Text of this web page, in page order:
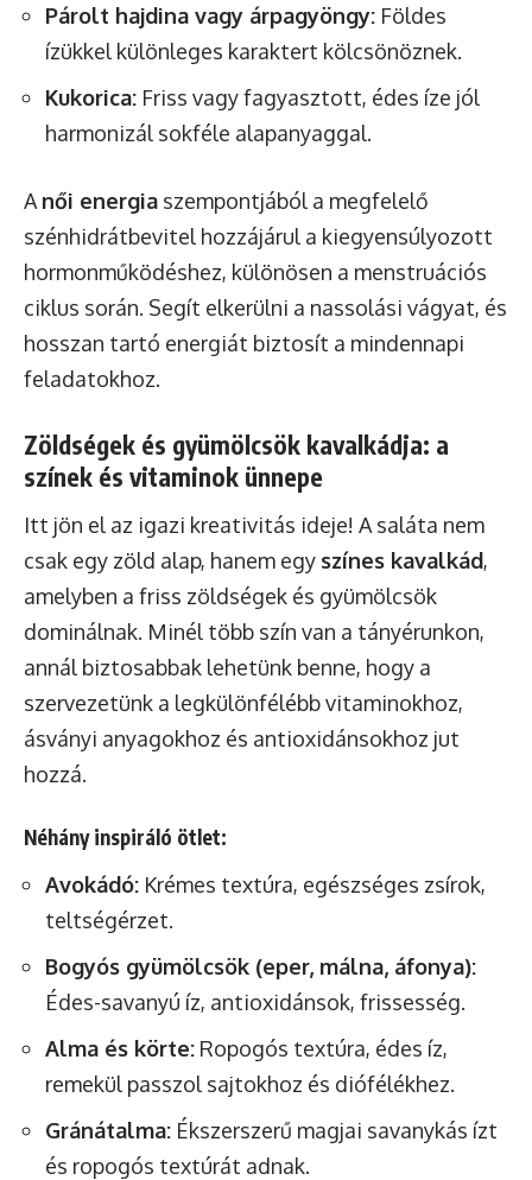
Párolt hajdina vagy árpagyöngy: Földes
ízükkel különleges karaktert kölcsönöznek.
Kukorica: Friss vagy fagyasztott, édes íze jól
harmonizál sokféle alapanyaggal.
A női energia szempontjából a megfelelő
szénhidrátbevitel hozzájárul a kiegyensúlyozott
hormonműködéshez, különösen a menstruációs
ciklus során. Segít elkerülni a nassolási vágyat, és
hosszan tartó energiát biztosít a mindennapi
feladatokhoz.
Zöldségek és gyümölcsök kavalkádja: a
színek és vitaminok ünnepe
Itt jön el az igazi kreativitás ideje! A saláta nem
csak egy zöld alap, hanem egy színes kavalkád,
amelyben a friss zöldségek és gyümölcsök
dominálnak. Minél több szín van a tányérunkon,
annál biztosabbak lehetünk benne, hogy a
szervezetünk a legkülönfélébb vitaminokhoz,
ásványi anyagokhoz és antioxidánsokhoz jut
hozzá.
Néhány inspiráló ötlet:
Avokádó: Krémes textúra, egészséges zsírok,
teltségérzet.
Bogyós gyümölcsök (eper, málna, áfonya):
Édes-savanyú íz, antioxidánsok, frissesség.
Alma és körte: Ropogós textúra, édes íz,
remekül passzol sajtokhoz és diófélékhez.
Gránátalma: Ékszerszerű magjai savanykás ízt
és ropogós textúrát adnak.